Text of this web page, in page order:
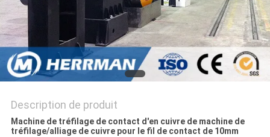
POLITIQUE
DE
CONFIDENTIALITÉ
Description de produit
Machine de tréfilage de contact d'en cuivre de machine de
tréfilage/alliage de cuivre pour le fil de contact de 10mm